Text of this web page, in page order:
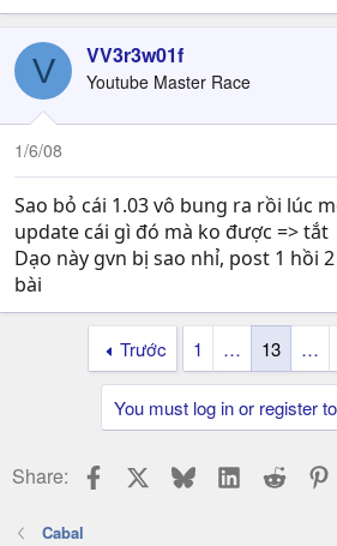
V VV3r3w01f
Youtube Master Race
1/6/08
Sao bỏ cái 1.03 vô bung ra rồi lúc
update cái gì đó mà ko được => tắt
Dạo này gvn bị sao nhỉ, post 1 hồi
bài
Trước 1 … 13 …
You must log in or register
Share: Facebook BlueskyLinkedIn
Reddit
Cabal